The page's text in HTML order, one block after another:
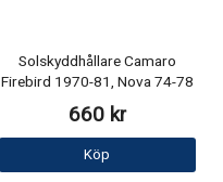
Solskyddhållare Camaro
Firebird 1970-81, Nova 74-78
660 kr
Köp